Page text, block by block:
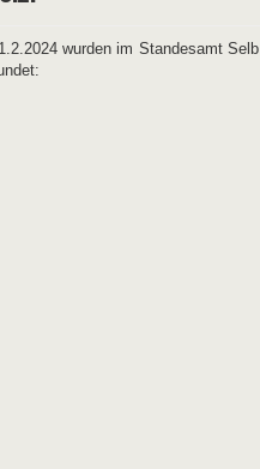
wurden im Standesamt Selb